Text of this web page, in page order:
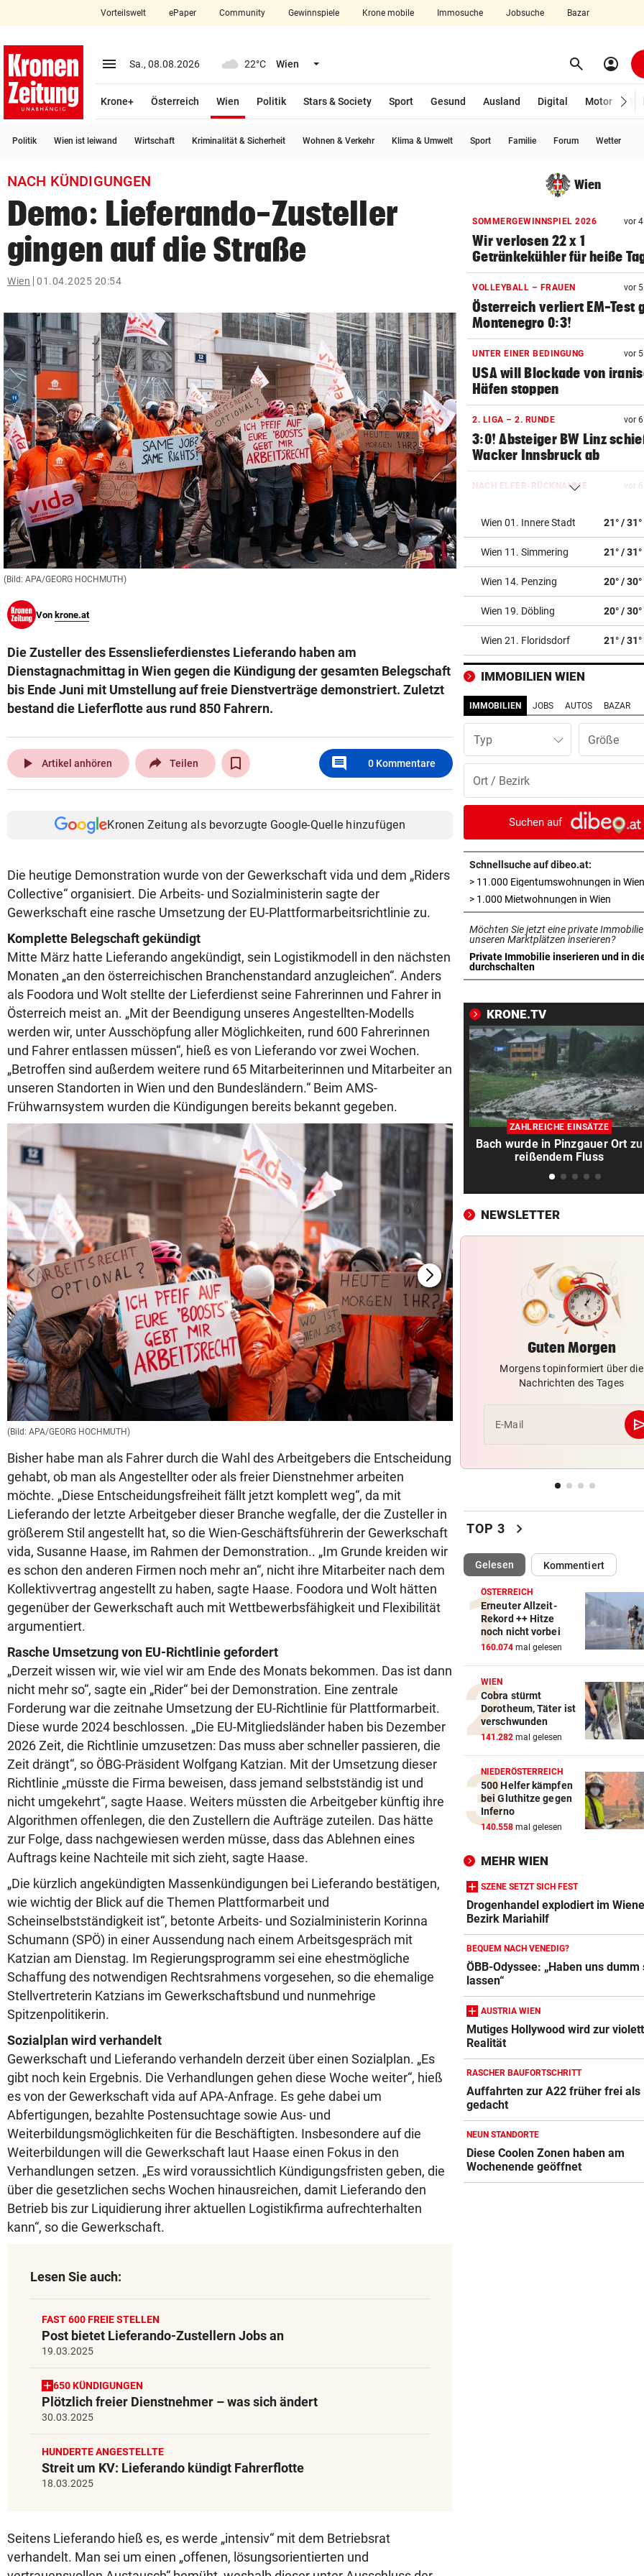
closeSchließen
account_circle Anmelden
arrow_right
bookmark
search
Suchbegriff
eingeben
© Krone Multimedia GmbH & Co KG 2026
Muthgasse 2, 1190 Wien
Vorteilswelt ePaper Community Gewinnspiele Krone mobile Immosuche Jobsuche Bazar
menu Menü aufklappen
Sa., 08.08.2026 22°C Wien Menü aufklappen search Suchen
account_circle
Krone+ Österreich Wien
Politik
Stars & Society Sport Gesund Ausland Digital Motor
Politik Wien ist leiwand Wirtschaft Kriminalität & Sicherheit Wohnen & Verkehr Klima & Umwelt Sport Familie Forum Wetter
NACH KÜNDIGUNGEN
Demo: Lieferando-Zusteller
gingen auf die Straße
Wien 01.04.2025 20:54
(Bild: APA/GEORG HOCHMUTH)
Von krone.at
Die Zusteller des Essenslieferdienstes Lieferando haben am
Dienstagnachmittag in Wien gegen die Kündigung der gesamten Belegschaft
bis Ende Juni mit Umstellung auf freie Dienstverträge demonstriert. Zuletzt
bestand die Lieferflotte aus rund 850 Fahrern.
play_arrow Artikel anhören Teilen comment 0 Kommentare
Kronen Zeitung als bevorzugte Google-Quelle hinzufügen
Die heutige Demonstration wurde von der Gewerkschaft vida und dem „Riders
Collective“ organisiert. Die Arbeits- und Sozialministerin sagte der
Gewerkschaft eine rasche Umsetzung der EU-Plattformarbeitsrichtlinie zu.
Komplette Belegschaft gekündigt
Mitte März hatte Lieferando angekündigt, sein Logistikmodell in den nächsten
Monaten „an den österreichischen Branchenstandard anzugleichen“. Anders
als Foodora und Wolt stellte der Lieferdienst seine Fahrerinnen und Fahrer in
Österreich meist an. „Mit der Beendigung unseres Angestellten-Modells
werden wir, unter Ausschöpfung aller Möglichkeiten, rund 600 Fahrerinnen
und Fahrer entlassen müssen“, hieß es von Lieferando vor zwei Wochen.
„Betroffen sind außerdem weitere rund 65 Mitarbeiterinnen und Mitarbeiter an
unseren Standorten in Wien und den Bundesländern.“ Beim AMS-
Frühwarnsystem wurden die Kündigungen bereits bekannt gegeben.
(Bild: APA/GEORG HOCHMUTH)
(Bild: APA/GEORG HOCHMUTH)
Bisher habe man als Fahrer durch die Wahl des Arbeitgebers die Entscheidung
gehabt, ob man als Angestellter oder als freier Dienstnehmer arbeiten
möchte. „Diese Entscheidungsfreiheit fällt jetzt komplett weg“, da mit
Lieferando der letzte Arbeitgeber dieser Branche wegfalle, der die Zusteller in
größerem Stil angestellt hat, so die Wien-Geschäftsführerin der Gewerkschaft
vida, Susanne Haase, im Rahmen der Demonstration.. „Im Grunde kreiden wir
es schon den anderen Firmen noch mehr an“, nicht ihre Mitarbeiter nach dem
Kollektivvertrag angestellt zu haben, sagte Haase. Foodora und Wolt hätten
gegenüber der Gewerkschaft auch mit Wettbewerbsfähigkeit und Flexibilität
argumentiert.
Rasche Umsetzung von EU-Richtlinie gefordert
„Derzeit wissen wir, wie viel wir am Ende des Monats bekommen. Das ist dann
nicht mehr so“, sagte ein „Rider“ bei der Demonstration. Eine zentrale
Forderung war die zeitnahe Umsetzung der EU-Richtlinie für Plattformarbeit.
Diese wurde 2024 beschlossen. „Die EU-Mitgliedsländer haben bis Dezember
2026 Zeit, die Richtlinie umzusetzen: Das muss aber schneller passieren, die
Zeit drängt“, so ÖBG-Präsident Wolfgang Katzian. Mit der Umsetzung dieser
Richtlinie „müsste die Firma beweisen, dass jemand selbstständig ist und
nicht umgekehrt“, sagte Haase. Weiters müssten die Arbeitgeber künftig ihre
Algorithmen offenlegen, die den Zustellern die Aufträge zuteilen. Das hätte
zur Folge, dass nachgewiesen werden müsse, dass das Ablehnen eines
Auftrags keine Nachteile mit sich zieht, sagte Haase.
„Die kürzlich angekündigten Massenkündigungen bei Lieferando bestätigen,
wie wichtig der Blick auf die Themen Plattformarbeit und
Scheinselbstständigkeit ist“, betonte Arbeits- und Sozialministerin Korinna
Schumann (SPÖ) in einer Aussendung nach einem Arbeitsgespräch mit
Katzian am Dienstag. Im Regierungsprogramm sei eine ehestmögliche
Schaffung des notwendigen Rechtsrahmens vorgesehen, so die ehemalige
Stellvertreterin Katzians im Gewerkschaftsbund und nunmehrige
Spitzenpolitikerin.
Sozialplan wird verhandelt
Gewerkschaft und Lieferando verhandeln derzeit über einen Sozialplan. „Es
gibt noch kein Ergebnis. Die Verhandlungen gehen diese Woche weiter“, hieß
es von der Gewerkschaft vida auf APA-Anfrage. Es gehe dabei um
Abfertigungen, bezahlte Postensuchtage sowie Aus- und
Weiterbildungsmöglichkeiten für die Beschäftigten. Insbesondere auf die
Weiterbildungen will die Gewerkschaft laut Haase einen Fokus in den
Verhandlungen setzen. „Es wird voraussichtlich Kündigungsfristen geben, die
über die gesetzlichen sechs Wochen hinausreichen, damit Lieferando den
Betrieb bis zur Liquidierung ihrer aktuellen Logistikfirma aufrechterhalten
kann“, so die Gewerkschaft.
Lesen Sie auch:
FAST 600 FREIE STELLEN
Post bietet Lieferando-Zustellern Jobs an
19.03.2025
650 KÜNDIGUNGEN
Plötzlich freier Dienstnehmer – was sich ändert
30.03.2025
HUNDERTE ANGESTELLTE
Streit um KV: Lieferando kündigt Fahrerflotte
18.03.2025
Seitens Lieferando hieß es, es werde „intensiv“ mit dem Betriebsrat
verhandelt. Man sei um einen „offenen, lösungsorientierten und
Wien
SOMMERGEWINNSPIEL 2026 vor
Wir verlosen 22 x 1
Getränkekühler für heiße
VOLLEYBALL – FRAUEN vor
Österreich verliert EM-Test
Montenegro 0:3!
UNTER EINER BEDINGUNG vor
USA will Blockade von
Häfen stoppen
2. LIGA – 2. RUNDE vor
3:0! Absteiger BW Linz
Wacker Innsbruck ab
NACH ELFER-RÜCKNAHME vor
absoluter Skandal!“
WEGEN CEUTA-KRISE vor
Spanien kontert: Jetzt
Grenzkontrollen für Italien
SONNTAG NOCH IM KASTEN
Klubs aus Holland und
locken WAC-Goalie
BEI BARESI-ABSCHIED
Brasilien-Legende schockt
mit Mallet-Finger
meldet sich zu Wort
STRATEGIE FEHLT vor
Schutz vor Drohnen?
hat keinen Plan
LÄNDLE-KICKER SIEGEN vor
3:1 nach 0:1! Altach dreht
gegen WSG Tirol
Theater stellt
300.000 Euro auf
NACH WIEN AUF MYKONOS
Luxus am Meer! Sabalenka
gewährt private Einblicke
„IHR SEID DER HAMMER!“ vor
Feuerwehr befreite Kalb aus
misslicher Lage
FUSSBALL-FANS FEIERN vor
eines Kult-Sponsors
LIEFERING VERLIERT
Enttäuschende Zweitliga-
2. LIGA – 2. RUNDE
Fehlstart komplett! Nächste
für St. Pölten
WANDERER AUSGEFLOGEN
Wieder Muren nach
Dramatik im Valser Tal
vor
Straka verpasst bei PGA-
den Cut vorzeitig
Transfer-Clou
Wien 01. Innere Stadt 21° / 31°
Wien 11. Simmering 21° / 31°
Wien 14. Penzing 20° / 30°
Wien 19. Döbling 20° / 30°
Wien 21. Floridsdorf 21° / 31°
IMMOBILIEN WIEN
IMMOBILIEN JOBS AUTOS BAZAR
Typ
Suchen auf
Schnellsuche auf dibeo.at:
> 11.000 Eigentumswohnungen in Wien
> 1.000 Mietwohnungen in Wien
Möchten Sie jetzt eine private
unseren Marktplätzen inserieren?
Private Immobilie inserieren und in
durchschalten
in neuem Tab öffnen
KRONE.TV
ZAHLREICHE EINSÄTZE
Bach wurde in Pinzgauer Ort zu
reißendem Fluss
NEWSLETTER
Guten Morgen
Morgens topinformiert über die
Nachrichten des Tages
E-Mail
TOP 3 chevron_right
Gelesen(ausgewählt)Kommentiert
ÖSTERREICH
Erneuter Allzeit-
Rekord ++ Hitze
noch nicht vorbei
160.074 mal gelesen
WIEN
Cobra stürmt
Dorotheum, Täter ist
verschwunden
141.282 mal gelesen
NIEDERÖSTERREICH
500 Helfer kämpfen
bei Gluthitze gegen
Inferno
140.558 mal gelesen
MEHR WIEN
SZENE SETZT SICH FEST
Drogenhandel explodiert im
Bezirk Mariahilf
BEQUEM NACH VENEDIG?
ÖBB-Odyssee: „Haben uns
lassen“
AUSTRIA WIEN
Mutiges Hollywood wird zur
Realität
RASCHER BAUFORTSCHRITT
Auffahrten zur A22 früher frei als
gedacht
NEUN STANDORTE
Diese Coolen Zonen haben am
Wochenende geöffnet